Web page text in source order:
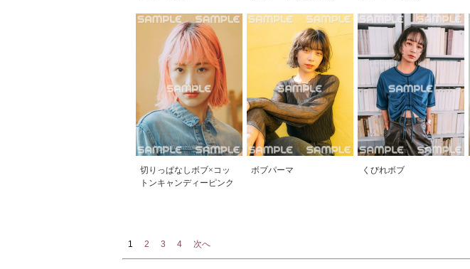
切りっぱなしボブ×コッ
トンキャンディーピンク
ボブパーマ くびれボブ
1 2 3 4 次へ